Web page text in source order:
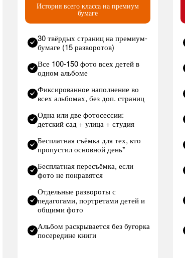
История всего класса на премиум
бумаге
30 твёрдых страниц на премиум-
бумаге (15 разворотов)
Все 100-150 фото всех детей в
одном альбоме
Фиксированное наполнение во
всех альбомах, без доп. страниц
Одна или две фотосессии:
детский сад + улица + студия
Бесплатная съёмка для тех, кто
пропустил основной день*
Бесплатная пересъёмка, если
фото не понравятся
Отдельные развороты с
педагогами, портретами детей и
общими фото
Альбом раскрывается без бугорка
посередине книги